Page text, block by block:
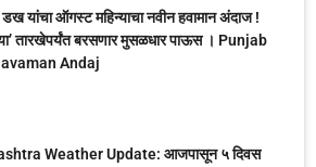
डख यांचा ऑगस्ट महिन्याचा नवीन हवामान अंदाज !
तारखेपर्यंत बरसणार मुसळधार पाऊस । Punjab
Andaj
Weather Update: आजपासून ५ दिवस